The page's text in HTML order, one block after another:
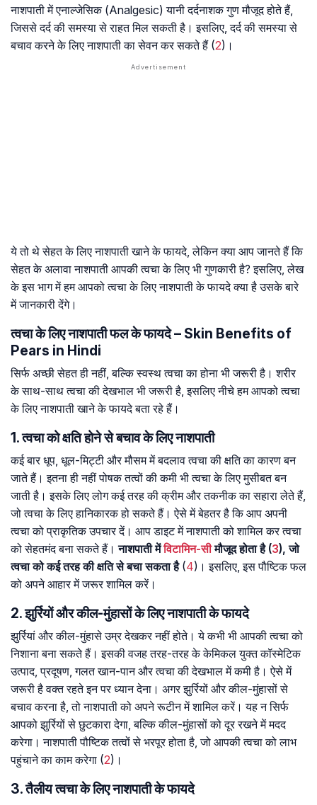
नाशपाती में एनाल्जेसिक (Analgesic) यानी दर्दनाशक गुण मौजूद होते हैं,
जिससे दर्द की समस्या से राहत मिल सकती है। इसलिए, दर्द की समस्या से
बचाव करने के लिए नाशपाती का सेवन कर सकते हैं (2)।
ये तो थे सेहत के लिए नाशपाती खाने के फायदे, लेकिन क्या आप जानते हैं कि
सेहत के अलावा नाशपाती आपकी त्वचा के लिए भी गुणकारी है? इसलिए, लेख
के इस भाग में हम आपको त्वचा के लिए नाशपाती के फायदे क्या है उसके बारे
में जानकारी देंगे।
त्वचा के लिए नाशपाती फल के फायदे – Skin Benefits of
Pears in Hindi
सिर्फ अच्छी सेहत ही नहीं, बल्कि स्वस्थ त्वचा का होना भी जरूरी है। शरीर
के साथ-साथ त्वचा की देखभाल भी जरूरी है, इसलिए नीचे हम आपको त्वचा
के लिए नाशपाती खाने के फायदे बता रहे हैं।
1. त्वचा को क्षति होने से बचाव के लिए नाशपाती
कई बार धूप, धूल-मिट्टी और मौसम में बदलाव त्वचा की क्षति का कारण बन
जाते हैं। इतना ही नहीं पोषक तत्वों की कमी भी त्वचा के लिए मुसीबत बन
जाती है। इसके लिए लोग कई तरह की क्रीम और तकनीक का सहारा लेते हैं,
जो त्वचा के लिए हानिकारक हो सकते हैं। ऐसे में बेहतर है कि आप अपनी
त्वचा को प्राकृतिक उपचार दें। आप डाइट में नाशपाती को शामिल कर त्वचा
को सेहतमंद बना सकते हैं।नाशपाती मेंविटामिन-सीमौजूद होता है (3), जो
त्वचा को कई तरह की क्षति से बचा सकता है(4)। इसलिए, इस पौष्टिक फल
को अपने आहार में जरूर शामिल करें।
2. झुर्रियों और कील-मुंहासों के लिए नाशपाती के फायदे
झुर्रियां और कील-मुंहासे उम्र देखकर नहीं होते। ये कभी भी आपकी त्वचा को
निशाना बना सकते हैं। इसकी वजह तरह-तरह के केमिकल युक्त कॉस्मेटिक
उत्पाद, प्रदूषण, गलत खान-पान और त्वचा की देखभाल में कमी है। ऐसे में
जरूरी है वक्त रहते इन पर ध्यान देना। अगर झुर्रियों और कील-मुंहासों से
बचाव करना है, तो नाशपाती को अपने रूटीन में शामिल करें। यह न सिर्फ
आपको झुर्रियों से छुटकारा देगा, बल्कि कील-मुंहासों को दूर रखने में मदद
करेगा। नाशपाती पौष्टिक तत्वों से भरपूर होता है, जो आपकी त्वचा को लाभ
पहुंचाने का काम करेगा (2)।
3. तैलीय त्वचा के लिए नाशपाती के फायदे